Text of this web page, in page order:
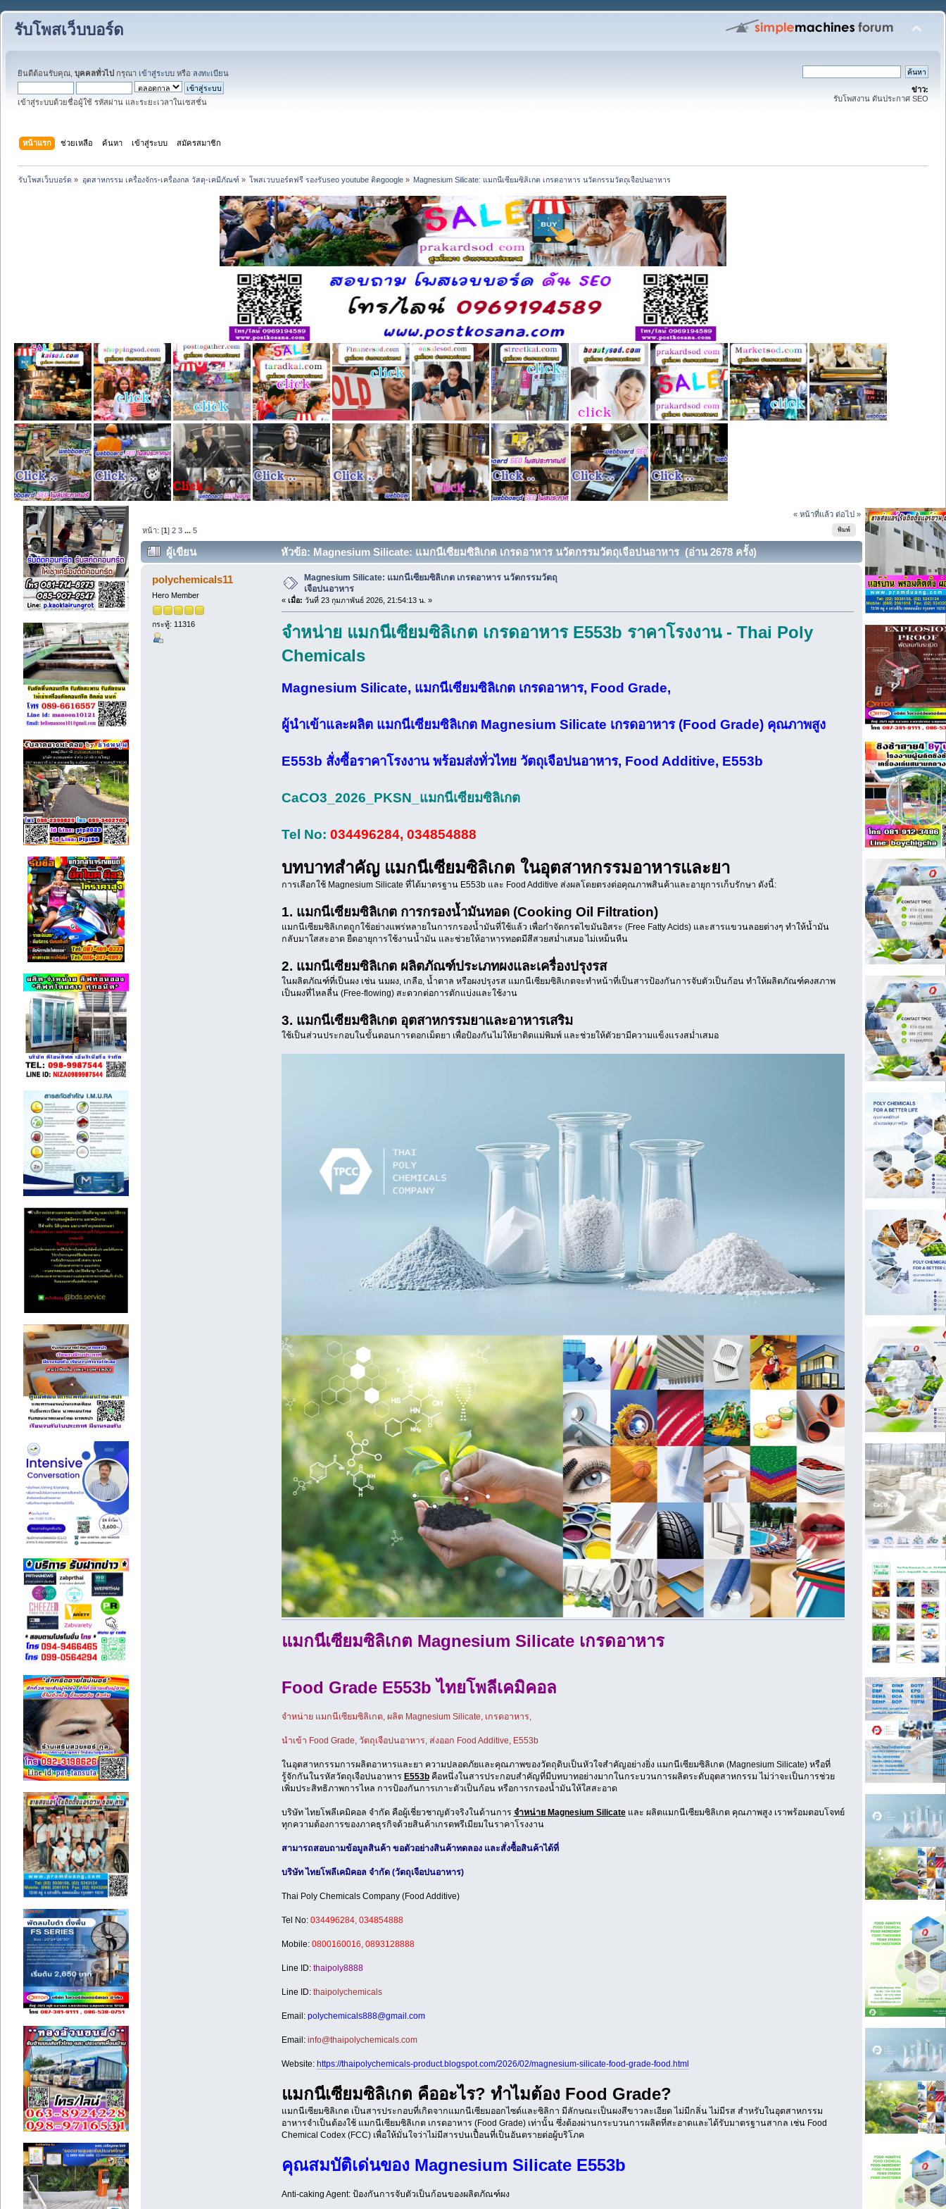
รับโพสเว็บบอร์ด
ยินดีต้อนรับคุณ, บุคคลทั่วไป กรุณา เข้าสู่ระบบ หรือ ลงทะเบียน
เข้าสู่ระบบด้วยชื่อผู้ใช้ รหัสผ่าน และระยะเวลาในเซสชั่น
ข่าว:
รับโพสงาน ดันประกาศ SEO
หน้าแรก ช่วยเหลือ ค้นหา เข้าสู่ระบบ สมัครสมาชิก
รับโพสเว็บบอร์ด » อุตสาหกรรม เครื่องจักร-เครื่องกล วัสดุ-เคมีภัณฑ์ » โพสเวบบอร์ดฟรี รองรับseo youtube ติดgoogle» Magnesium Silicate: แมกนีเซียมซิลิเกต เกรดอาหาร นวัตกรรมวัตถุเจือปนอาหาร
« หน้าที่แล้ว ต่อไป »
พิมพ์
หน้า: [1]2 3 ...5
ผู้เขียน หัวข้อ: Magnesium Silicate: แมกนีเซียมซิลิเกต เกรดอาหาร นวัตกรรมวัตถุเจือปนอาหาร (อ่าน 2678 ครั้ง)
polychemicals11
Hero Member
กระทู้: 11316
Magnesium Silicate: แมกนีเซียมซิลิเกต เกรดอาหาร นวัตกรรมวัตถุ
เจือปนอาหาร
« เมื่อ: วันที่ 23 กุมภาพันธ์ 2026, 21:54:13 น. »
จำหน่าย แมกนีเซียมซิลิเกต เกรดอาหาร E553b ราคาโรงงาน - Thai Poly
Chemicals
Magnesium Silicate, แมกนีเซียมซิลิเกต เกรดอาหาร, Food Grade,
ผู้นำเข้าและผลิต แมกนีเซียมซิลิเกต Magnesium Silicate เกรดอาหาร (Food Grade) คุณภาพสูง
E553b สั่งซื้อราคาโรงงาน พร้อมส่งทั่วไทย วัตถุเจือปนอาหาร, Food Additive, E553b
CaCO3_2026_PKSN_แมกนีเซียมซิลิเกต
Tel No: 034496284, 034854888
บทบาทสำคัญ แมกนีเซียมซิลิเกต ในอุตสาหกรรมอาหารและยา
การเลือกใช้ Magnesium Silicate ที่ได้มาตรฐาน E553b และ Food Additive ส่งผลโดยตรงต่อคุณภาพสินค้าและอายุการเก็บรักษา ดังนี้:
1. แมกนีเซียมซิลิเกต การกรองน้ำมันทอด (Cooking Oil Filtration)
แมกนีเซียมซิลิเกตถูกใช้อย่างแพร่หลายในการกรองน้ำมันที่ใช้แล้ว เพื่อกำจัดกรดไขมันอิสระ (Free Fatty Acids) และสารแขวนลอยต่างๆ ทำให้น้ำมัน
กลับมาใสสะอาด ยืดอายุการใช้งานน้ำมัน และช่วยให้อาหารทอดมีสีสวยสม่ำเสมอ ไม่เหม็นหืน
2. แมกนีเซียมซิลิเกต ผลิตภัณฑ์ประเภทผงและเครื่องปรุงรส
ในผลิตภัณฑ์ที่เป็นผง เช่น นมผง, เกลือ, น้ำตาล หรือผงปรุงรส แมกนีเซียมซิลิเกตจะทำหน้าที่เป็นสารป้องกันการจับตัวเป็นก้อน ทำให้ผลิตภัณฑ์คงสภาพ
เป็นผงที่ไหลลื่น (Free-flowing) สะดวกต่อการตักแบ่งและใช้งาน
3. แมกนีเซียมซิลิเกต อุตสาหกรรมยาและอาหารเสริม
ใช้เป็นส่วนประกอบในขั้นตอนการตอกเม็ดยา เพื่อป้องกันไม่ให้ยาติดแม่พิมพ์ และช่วยให้ตัวยามีความแข็งแรงสม่ำเสมอ
แมกนีเซียมซิลิเกต Magnesium Silicate เกรดอาหาร
Food Grade E553b ไทยโพลีเคมิคอล
จำหน่าย แมกนีเซียมซิลิเกต, ผลิต Magnesium Silicate, เกรดอาหาร,
นำเข้า Food Grade, วัตถุเจือปนอาหาร, ส่งออก Food Additive, E553b
ในอุตสาหกรรมการผลิตอาหารและยา ความปลอดภัยและคุณภาพของวัตถุดิบเป็นหัวใจสำคัญอย่างยิ่ง แมกนีเซียมซิลิเกต (Magnesium Silicate) หรือที่
รู้จักกันในรหัสวัตถุเจือปนอาหาร E553bคือหนึ่งในสารประกอบสำคัญที่มีบทบาทอย่างมากในกระบวนการผลิตระดับอุตสาหกรรม ไม่ว่าจะเป็นการช่วย
เพิ่มประสิทธิภาพการไหล การป้องกันการเกาะตัวเป็นก้อน หรือการกรองน้ำมันให้ใสสะอาด
บริษัท ไทยโพลีเคมิคอล จำกัด คือผู้เชี่ยวชาญตัวจริงในด้านการ จำหน่าย Magnesium Silicateและ ผลิตแมกนีเซียมซิลิเกต คุณภาพสูง เราพร้อมตอบโจทย์
ทุกความต้องการของภาคธุรกิจด้วยสินค้าเกรดพรีเมียมในราคาโรงงาน
สามารถสอบถามข้อมูลสินค้า ขอตัวอย่างสินค้าทดลอง และสั่งซื้อสินค้าได้ที่
บริษัท ไทยโพลีเคมิคอล จำกัด (วัตถุเจือปนอาหาร)
Thai Poly Chemicals Company (Food Additive)
Tel No: 034496284, 034854888
Mobile: 0800160016, 0893128888
Line ID:thaipoly8888
Line ID: thaipolychemicals
Email: polychemicals888@gmail.com
Email:info@thaipolychemicals.com
Website: https://thaipolychemicals-product.blogspot.com/2026/02/magnesium-silicate-food-grade-food.html
แมกนีเซียมซิลิเกต คืออะไร? ทำไมต้อง Food Grade?
แมกนีเซียมซิลิเกต เป็นสารประกอบที่เกิดจากแมกนีเซียมออกไซด์และซิลิกา มีลักษณะเป็นผงสีขาวละเอียด ไม่มีกลิ่น ไม่มีรส สำหรับในอุตสาหกรรม
อาหารจำเป็นต้องใช้ แมกนีเซียมซิลิเกต เกรดอาหาร (Food Grade) เท่านั้น ซึ่งต้องผ่านกระบวนการผลิตที่สะอาดและได้รับมาตรฐานสากล เช่น Food
Chemical Codex (FCC) เพื่อให้มั่นใจว่าไม่มีสารปนเปื้อนที่เป็นอันตรายต่อผู้บริโภค
คุณสมบัติเด่นของ Magnesium Silicate E553b
Anti-caking Agent: ป้องกันการจับตัวเป็นก้อนของผลิตภัณฑ์ผง